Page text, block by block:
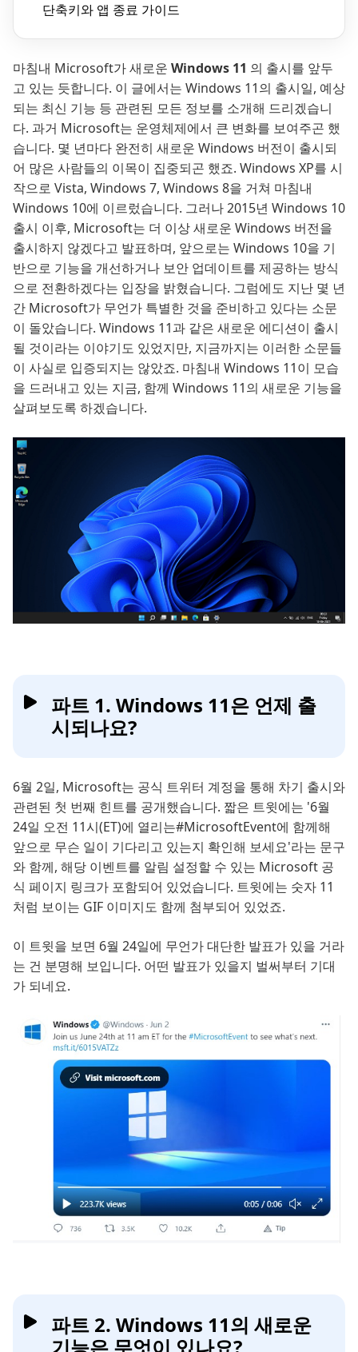
단축키와 앱 종료 가이드
마침내 Microsoft가 새로운 Windows 11 의 출시를 앞두
고 있는 듯합니다. 이 글에서는 Windows 11의 출시일, 예상
되는 최신 기능 등 관련된 모든 정보를 소개해 드리겠습니
다. 과거 Microsoft는 운영체제에서 큰 변화를 보여주곤 했
습니다. 몇 년마다 완전히 새로운 Windows 버전이 출시되
어 많은 사람들의 이목이 집중되곤 했죠. Windows XP를 시
작으로 Vista, Windows 7, Windows 8을 거쳐 마침내
Windows 10에 이르렀습니다. 그러나 2015년 Windows 10
출시 이후, Microsoft는 더 이상 새로운 Windows 버전을
출시하지 않겠다고 발표하며, 앞으로는 Windows 10을 기
반으로 기능을 개선하거나 보안 업데이트를 제공하는 방식
으로 전환하겠다는 입장을 밝혔습니다. 그럼에도 지난 몇 년
간 Microsoft가 무언가 특별한 것을 준비하고 있다는 소문
이 돌았습니다. Windows 11과 같은 새로운 에디션이 출시
될 것이라는 이야기도 있었지만, 지금까지는 이러한 소문들
이 사실로 입증되지는 않았죠. 마침내 Windows 11이 모습
을 드러내고 있는 지금, 함께 Windows 11의 새로운 기능을
살펴보도록 하겠습니다.
파트 1. Windows 11은 언제 출
시되나요?
6월 2일, Microsoft는 공식 트위터 계정을 통해 차기 출시와
관련된 첫 번째 힌트를 공개했습니다. 짧은 트윗에는 '6월
24일 오전 11시(ET)에 열리는#MicrosoftEvent에 함께해
앞으로 무슨 일이 기다리고 있는지 확인해 보세요'라는 문구
와 함께, 해당 이벤트를 알림 설정할 수 있는 Microsoft 공
식 페이지 링크가 포함되어 있었습니다. 트윗에는 숫자 11
처럼 보이는 GIF 이미지도 함께 첨부되어 있었죠.
이 트윗을 보면 6월 24일에 무언가 대단한 발표가 있을 거라
는 건 분명해 보입니다. 어떤 발표가 있을지 벌써부터 기대
가 되네요.
파트 2. Windows 11의 새로운